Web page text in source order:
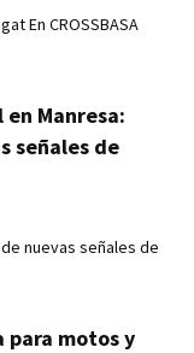
En CROSSBASA
Manresa:
señales de
nuevas señales de
para motos y